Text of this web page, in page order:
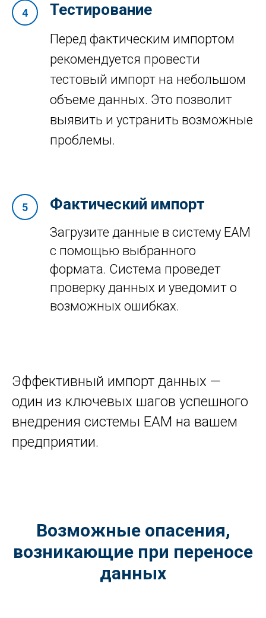
Тестирование
Перед фактическим импортом
рекомендуется провести
тестовый импорт на небольшом
объеме данных. Это позволит
выявить и устранить возможные
проблемы.
Фактический импорт
Загрузите данные в систему EAM
с помощью выбранного
формата. Система проведет
проверку данных и уведомит о
возможных ошибках.
Эффективный импорт данных —
один из ключевых шагов успешного
внедрения системы EAM на вашем
предприятии.
Возможные опасения,
возникающие при переносе
данных